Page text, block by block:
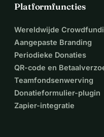
Platformfuncties
Wereldwijde
Aangepaste Branding
Periodieke Donaties
QR-code en
Teamfondsenwerving
Donatieformulier-plugin
Zapier-integratie